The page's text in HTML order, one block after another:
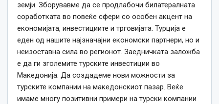
земји. Зборувавме да се продлабочи билатералната
соработката во повеќе сфери со особен акцент на
економијата, инвестициите и трговијата. Турција е
еден од нашите најзначајни економски партнери, но и
неизоставна сила во регионот. Заедничката заложба
е да ги зголемите турските инвестиции во
Македонија. Да создадеме нови можности за
турските компании на македонскиот пазар. Веќе
имаме многу позитивни примери на турски компании